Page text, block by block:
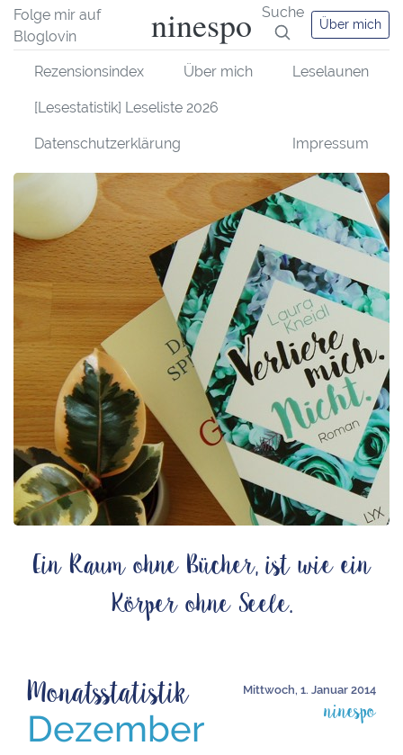
Folge mir auf
Bloglovin
ninespo Suche
Über mich
Rezensionsindex Über mich Leselaunen
[Lesestatistik] Leseliste 2026
Datenschutzerklärung Impressum
Ein Raum ohne Bücher, ist wie ein
Körper ohne Seele.
Mittwoch, 1. Januar 2014
ninespo
Monatsstatistik
Dezember